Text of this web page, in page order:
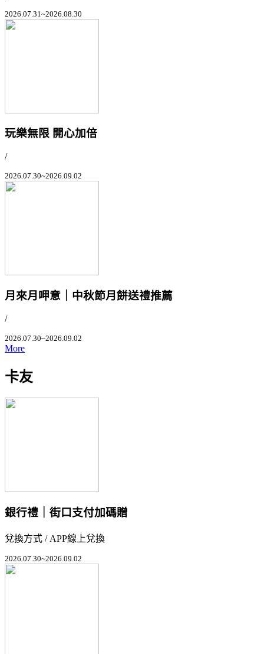
2026.07.31~2026.08.30
玩樂無限 開心加倍
/
2026.07.30~2026.09.02
月來月呷意｜中秋節月餅送禮推薦
/
2026.07.30~2026.09.02
More
卡友
銀行禮｜街口支付加碼贈
兌換方式 / APP線上兌換
2026.07.30~2026.09.02